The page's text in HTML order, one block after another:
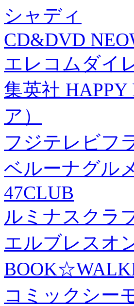
シャディ
CD&DVD
エレコムダイ
集英社
ア）
フジテレビフ
ベルーナグル
47CLUB
ルミナスクラ
エルブレスオ
コミックシー